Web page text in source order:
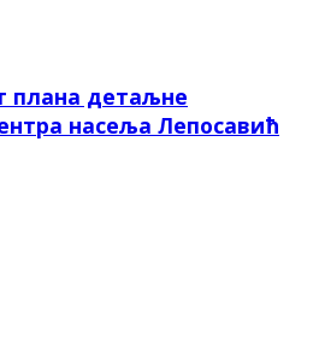
плана детаљне
насеља Лепосавић